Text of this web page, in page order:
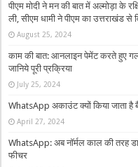
पीएम मोदी ने मन की बात में अल्मोड़ा के
ली, सीएम धामी ने पीएम का उत्तराखंड से
August 25, 2024
काम की बात: आनलाइन पेमेंट करते हुए
जानिये पूरी प्रक्रिया
July 25, 2024
WhatsApp अकाउंट क्यों किया जाता है
April 27, 2024
WhatsApp: अब नॉर्मल काल की तरह
फीचर